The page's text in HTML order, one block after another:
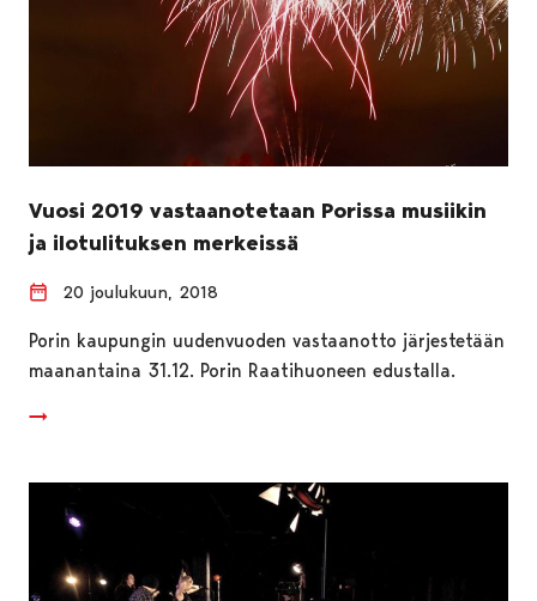
Vuosi 2019 vastaanotetaan Porissa musiikin
ja ilotulituksen merkeissä
20 joulukuun, 2018
Porin kaupungin uudenvuoden vastaanotto järjestetään
maanantaina 31.12. Porin Raatihuoneen edustalla.